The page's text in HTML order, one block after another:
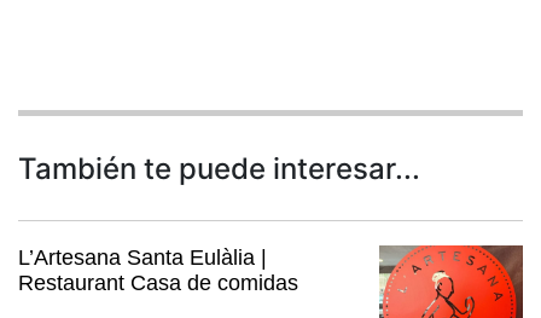
También te puede interesar...
L’Artesana Santa Eulàlia |
Restaurant Casa de comidas